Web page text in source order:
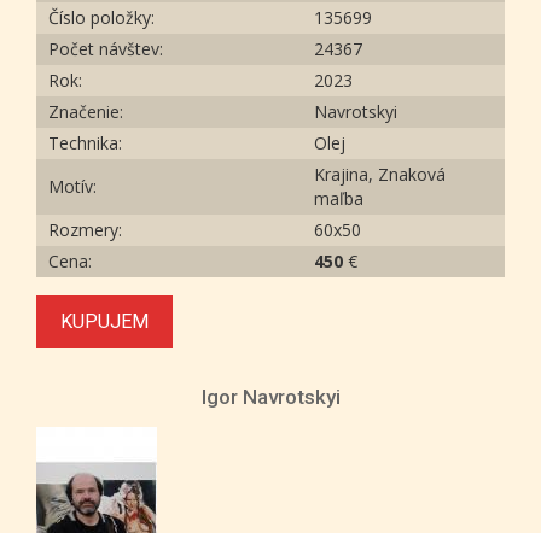
Číslo položky:
135699
Počet návštev:
24367
Rok:
2023
Značenie:
Navrotskyi
Technika:
Olej
Motív:
Krajina, Znaková
maľba
Rozmery:
60х50
Cena:
450 €
KUPUJEM
Igor Navrotskyi